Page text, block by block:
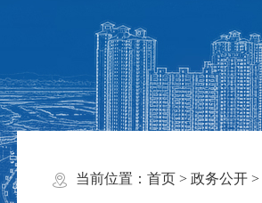
当前位置： 首页> 政务公开>